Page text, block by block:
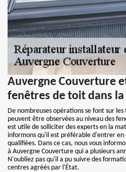
Auvergne Couverture
fenêtres de toit dans
De nombreuses opérations se font sur
peuvent être observées au niveau des
est utile de solliciter des experts en la
informons qu'il est préférable d'entrer en
qualifiées. Dans ce cas, nous vous
à Auvergne Couverture qui a plusieurs
N'oubliez pas qu'il a pu suivre des
centres agréés par l'État.